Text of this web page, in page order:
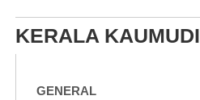
KERALA KAUMUDI
GENERAL